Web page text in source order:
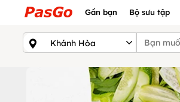
Gần bạn Bộ sưu tập